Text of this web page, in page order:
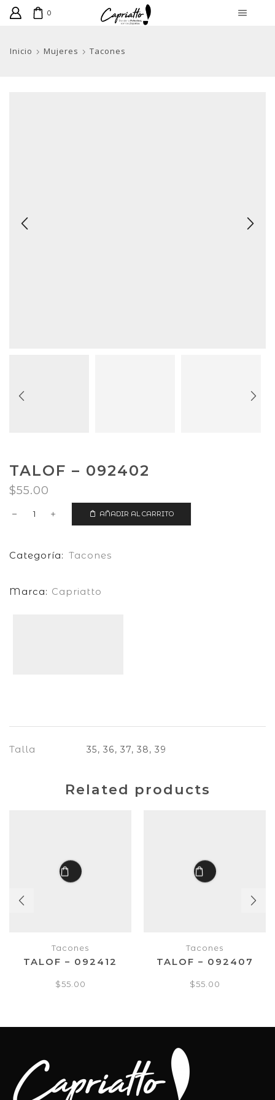
0
Inicio Mujeres Tacones
TALOF – 092402
$55.00
cantidad
AÑADIR AL CARRITO
Categoría: Tacones
Marca: Capriatto
Talla 35, 36, 37, 38, 39
Related products
Tacones
TALOF – 092412
$55.00
Tacones
TALOF – 092407
$55.00